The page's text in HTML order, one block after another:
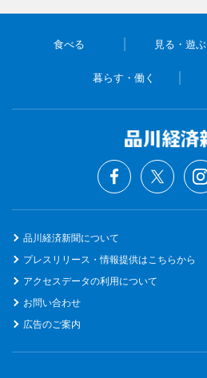
食べる 見る・遊ぶ
暮らす・働く
品川経済新聞について
プレスリリース・情報提供はこちらから
アクセスデータの利用について
お問い合わせ
広告のご案内